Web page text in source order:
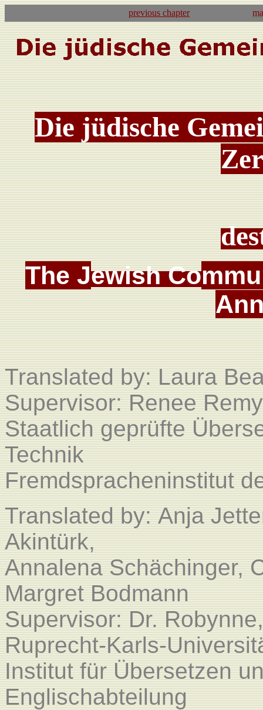
previous chapter
Die jüdische
The Jewish Co
Translated by:Laura
Supervisor: Renee
Staatlich geprüfte
Technik
Fremdspracheninstitut
Translated by: Anja
Akintürk,
Annalena Schächinger,
Margret Bodmann
Supervisor: Dr.
Ruprecht-Karls-
Institut für Übersetzen
Englischabteilung